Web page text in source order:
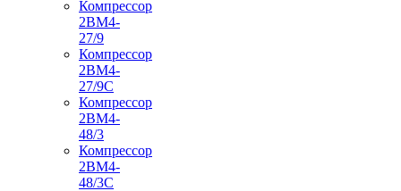
Компрессор
2ВМ4-
27/9
Компрессор
2ВМ4-
27/9С
Компрессор
2ВМ4-
48/3
Компрессор
2ВМ4-
48/3С